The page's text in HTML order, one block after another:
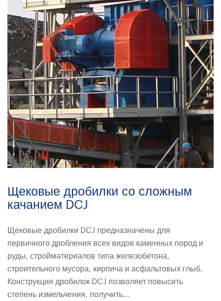
Щековые дробилки со сложным
качанием DCJ
Щековые дробилки DCJ предназначены для
первичного дробления всех видов каменных пород и
руды, стройматериалов типа железобетона,
строительного мусора, кирпича и асфальтовых глыб.
Конструкция дробилок DCJ позволяет повысить
степень измельчения, получить…